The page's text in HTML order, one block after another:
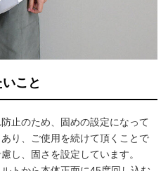
こと
止のため、固めの設定になって
り、ご使用を続けて頂くことで
し、固さを設定しています。